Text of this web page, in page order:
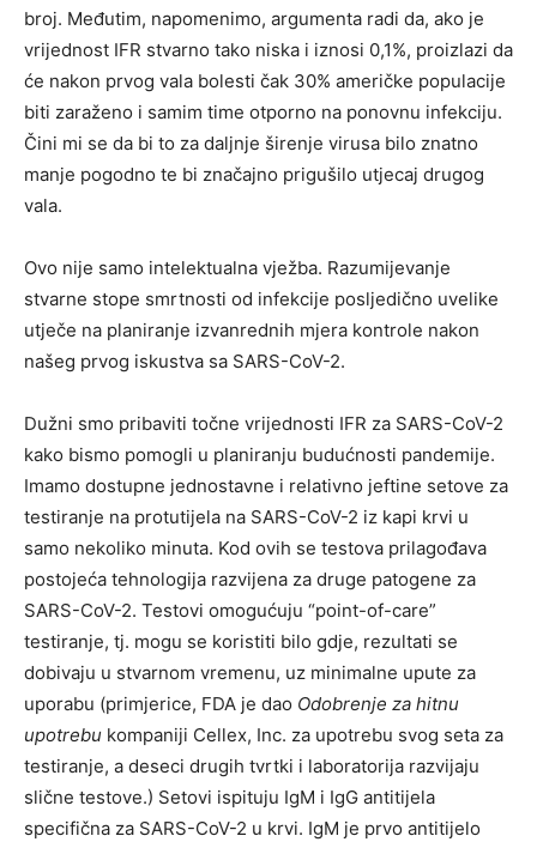
broj. Međutim, napomenimo, argumenta radi da, ako je
vrijednost IFR stvarno tako niska i iznosi 0,1%, proizlazi da
će nakon prvog vala bolesti čak 30% američke populacije
biti zaraženo i samim time otporno na ponovnu infekciju.
Čini mi se da bi to za daljnje širenje virusa bilo znatno
manje pogodno te bi značajno prigušilo utjecaj drugog
vala.
Ovo nije samo intelektualna vježba. Razumijevanje
stvarne stope smrtnosti od infekcije posljedično uvelike
utječe na planiranje izvanrednih mjera kontrole nakon
našeg prvog iskustva sa SARS-CoV-2.
Dužni smo pribaviti točne vrijednosti IFR za SARS-CoV-2
kako bismo pomogli u planiranju budućnosti pandemije.
Imamo dostupne jednostavne i relativno jeftine setove za
testiranje na protutijela na SARS-CoV-2 iz kapi krvi u
samo nekoliko minuta. Kod ovih se testova prilagođava
postojeća tehnologija razvijena za druge patogene za
SARS-CoV-2. Testovi omogućuju “point-of-care”
testiranje, tj. mogu se koristiti bilo gdje, rezultati se
dobivaju u stvarnom vremenu, uz minimalne upute za
uporabu (primjerice, FDA je dao Odobrenje za hitnu
upotrebu kompaniji Cellex, Inc. za upotrebu svog seta za
testiranje, a deseci drugih tvrtki i laboratorija razvijaju
slične testove.) Setovi ispituju IgM i IgG antitijela
specifična za SARS-CoV-2 u krvi. IgM je prvo antitijelo